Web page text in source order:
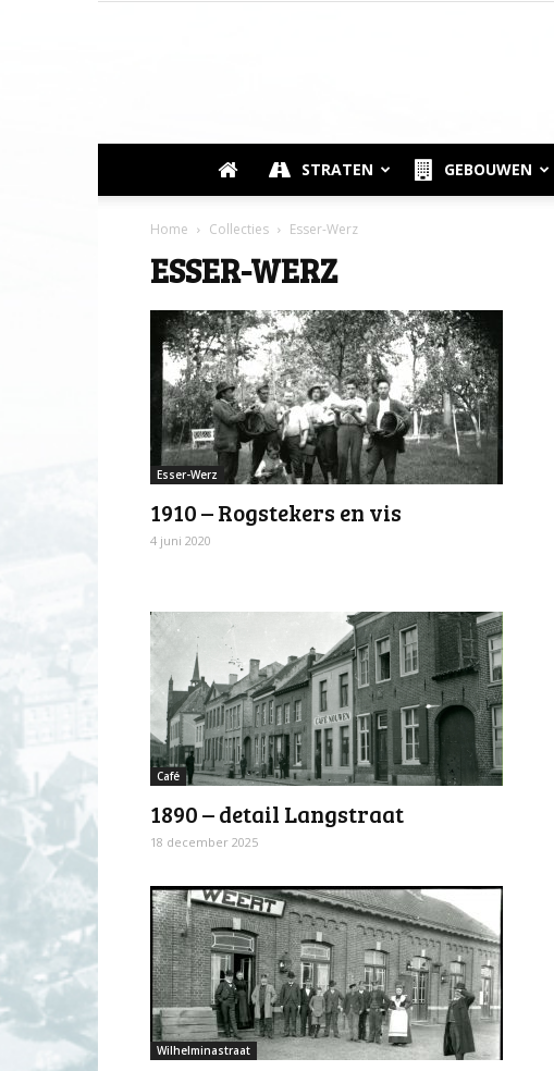
STRATEN GEBOUWEN
Home Collecties Esser-Werz
ESSER-WERZ
Esser-Werz
1910 – Rogstekers en vis
4 juni 2020
Café
1890 – detail Langstraat
18 december 2025
Wilhelminastraat